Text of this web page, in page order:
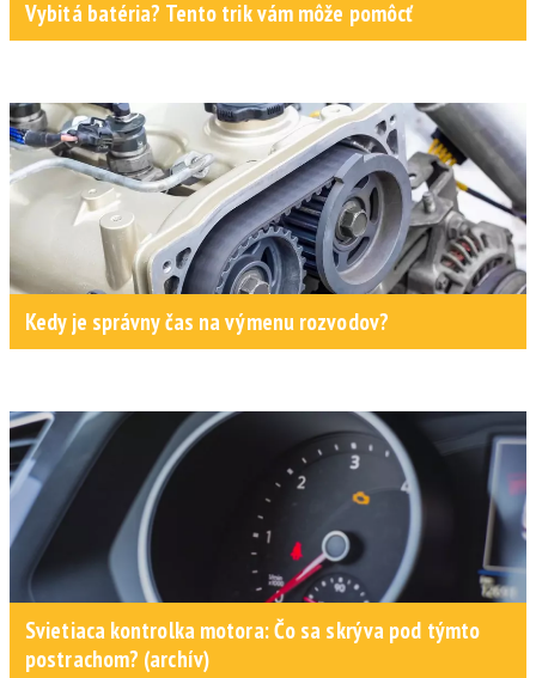
Vybitá batéria? Tento trik vám môže pomôcť
Kedy je správny čas na výmenu rozvodov?
Svietiaca kontrolka motora: Čo sa skrýva pod týmto
postrachom? (archív)